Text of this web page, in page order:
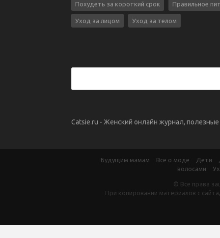
Похудеть за короткий срок Правильное
Уход за лицом Уход за телом
Catsie.ru - Женский онлайн журнал,
Будущим мамам Все о моде Дети
волосами
© Все права
При копировании материалов с